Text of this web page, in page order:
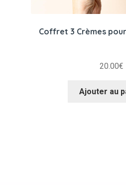
Coffret 3 Crèmes
20.00€
Ajouter au